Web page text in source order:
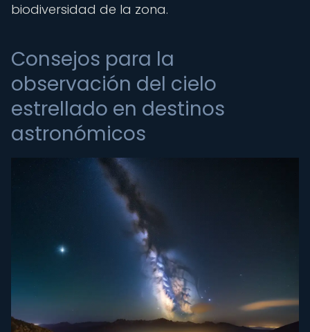
biodiversidad de la zona.
Consejos para la
observación del cielo
estrellado en destinos
astronómicos